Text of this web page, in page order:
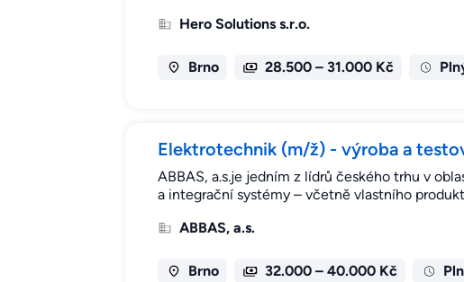
Hero Solutions s.r.o.
Brno 28.500 – 31.000 Kč
Elektrotechnik (m/ž) - výroba a
ABBAS, a.s.je jedním z lídrů českého trhu v
a integrační systémy – včetně vlastního
ABBAS, a.s.
Brno 32.000 – 40.000 Kč